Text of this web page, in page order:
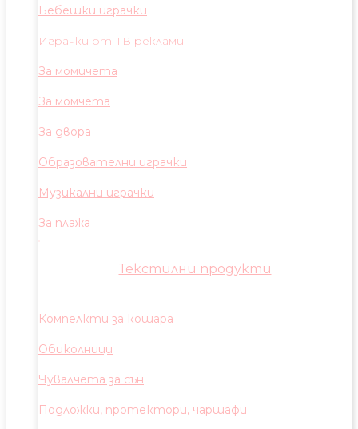
Бебешки играчки
Играчки от ТВ реклами
За момичета
За момчета
За двора
Образователни играчки
Музикални играчки
За плажа
Текстилни продукти
Компелкти за кошара
Обиколници
Чувалчета за сън
Подложки, протектори, чаршафи